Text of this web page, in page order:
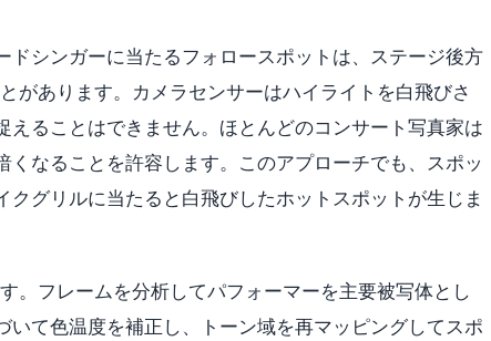
シンガーに当たるフォロースポットは、ステージ後方
があります。カメラセンサーはハイライトを白飛びさ
ることはできません。ほとんどのコンサート写真家は
なることを許容します。このアプローチでも、スポッ
クグリルに当たると白飛びしたホットスポットが生じま
。フレームを分析してパフォーマーを主要被写体とし
て色温度を補正し、トーン域を再マッピングしてスポ